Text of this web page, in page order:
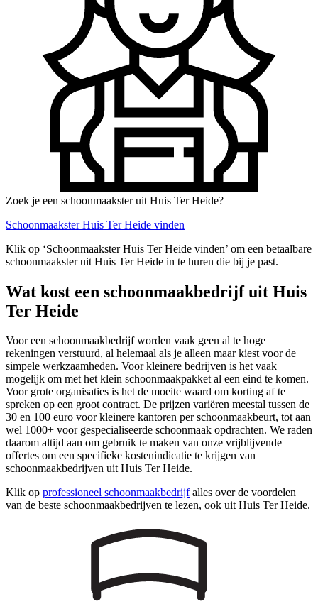
Zoek je een schoonmaakster uit Huis Ter Heide?
Schoonmaakster Huis Ter Heide vinden
Klik op ‘Schoonmaakster Huis Ter Heide vinden’ om een betaalbare
schoonmaakster uit Huis Ter Heide in te huren die bij je past.
Wat kost een schoonmaakbedrijf uit Huis
Ter Heide
Voor een schoonmaakbedrijf worden vaak geen al te hoge
rekeningen verstuurd, al helemaal als je alleen maar kiest voor de
simpele werkzaamheden. Voor kleinere bedrijven is het vaak
mogelijk om met het klein schoonmaakpakket al een eind te komen.
Voor grote organisaties is het de moeite waard om korting af te
spreken op een groot contract. De prijzen variëren meestal tussen de
30 en 100 euro voor kleinere kantoren per schoonmaakbeurt, tot aan
wel 1000+ voor gespecialiseerde schoonmaak opdrachten. We raden
daarom altijd aan om gebruik te maken van onze vrijblijvende
offertes om een specifieke kostenindicatie te krijgen van
schoonmaakbedrijven uit Huis Ter Heide.
Klik op professioneel schoonmaakbedrijfalles over de voordelen
van de beste schoonmaakbedrijven te lezen, ook uit Huis Ter Heide.